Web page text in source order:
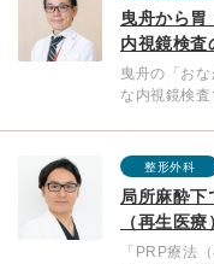
曳舟から
内視鏡検査
曳舟の「お
な内視鏡検
整形外科
局所麻酔
（再生医療
「PRP療法